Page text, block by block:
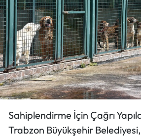
Sahiplendirme İçin Çağrı
Trabzon Büyükşehir